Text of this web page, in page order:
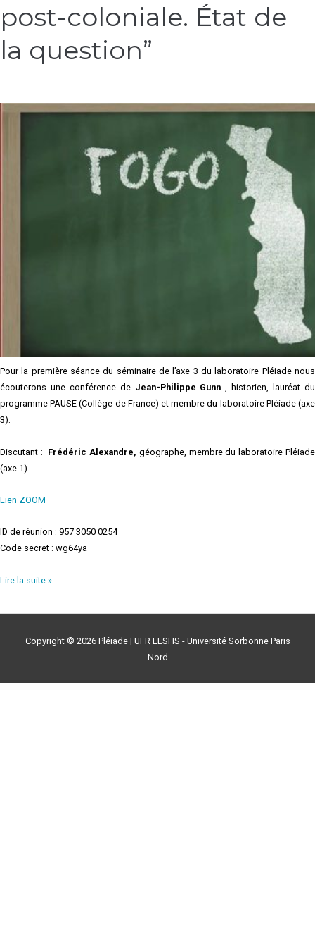
post-coloniale. État de
la question”
Pour la première séance du séminaire de l’axe 3 du laboratoire Pléiade nous
écouterons une conférence de Jean-Philippe Gunn , historien, lauréat du
programme PAUSE (Collège de France) et membre du laboratoire Pléiade (axe
3).
Discutant : Frédéric Alexandre, géographe, membre du laboratoire Pléiade
(axe 1).
Lien ZOOM
ID de réunion : 957 3050 0254
Code secret : wg64ya
Afrique
post-
coloniale.
la
Lire la suite »
Copyright © 2026 Pléiade| UFR LLSHS - Université Sorbonne Paris
Nord